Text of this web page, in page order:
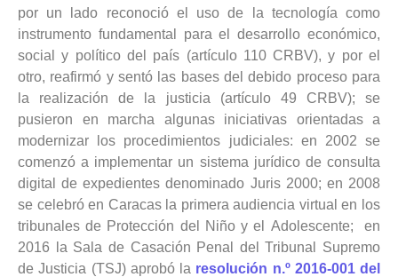
por un lado reconoció el uso de la tecnología como
instrumento fundamental para el desarrollo económico,
social y político del país (artículo 110 CRBV), y por el
otro, reafirmó y sentó las bases del debido proceso para
la realización de la justicia (artículo 49 CRBV); se
pusieron en marcha algunas iniciativas orientadas a
modernizar los procedimientos judiciales: en 2002 se
comenzó a implementar un sistema jurídico de consulta
digital de expedientes denominado Juris 2000; en 2008
se celebró en Caracas la primera audiencia virtual en los
tribunales de Protección del Niño y el Adolescente; en
2016 la Sala de Casación Penal del Tribunal Supremo
de Justicia (TSJ) aprobó la resolución n.º 2016-001 del